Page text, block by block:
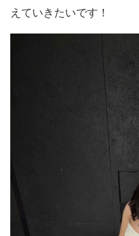
えていきたいです！